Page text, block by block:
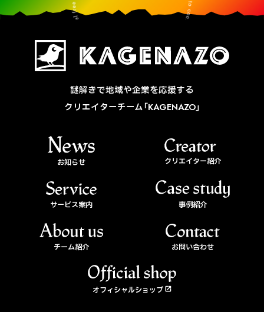
謎解きで地域や企業を応援する
クリエイターチーム「KAGENAZO」
お知らせ クリエイター紹介
サービス案内 事例紹介
チーム紹介 お問い合わせ
オフィシャルショップ